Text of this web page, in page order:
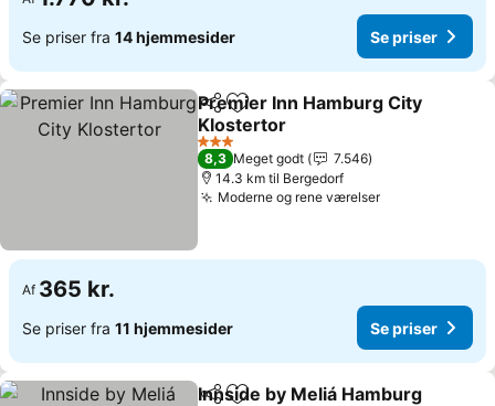
Se priser fra 14 hjemmesider Se priser
Del Føj til favoritter
Premier Inn Hamburg City
Klostertor
3 Stjerner
8,3 Meget godt
7.546
14.3 km til Bergedorf
Moderne og rene værelser
Af 365 kr.
Se priser fra 11 hjemmesider Se priser
Innside by Meliá Hamburg